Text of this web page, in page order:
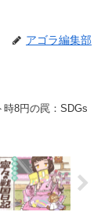
アゴラ編集部
8円の罠：SDGs